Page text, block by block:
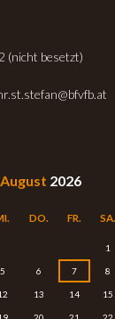
(nicht besetzt)
August 2026
DO. FR. SA.
1
5 6 7 8
13 14 15